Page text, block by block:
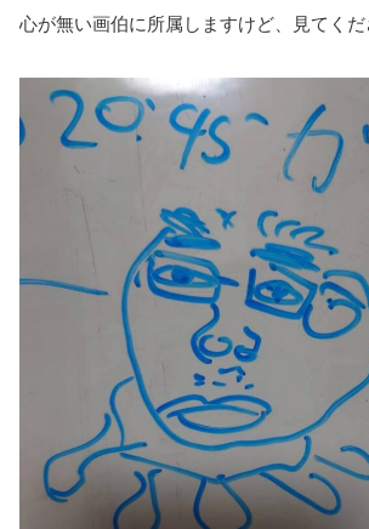
心が無い画伯に所属しますけど、見てく